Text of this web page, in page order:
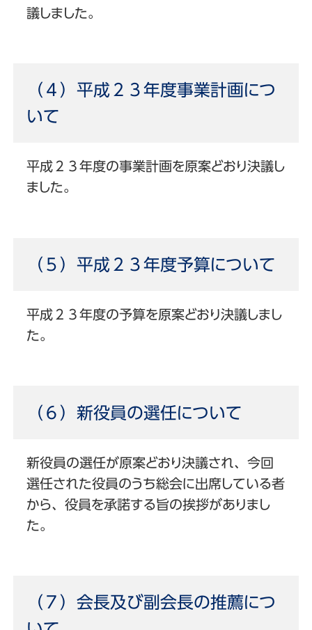
議しました。
（４）平成２３年度事業計画につ
いて
平成２３年度の事業計画を原案どおり決議し
ました。
（５）平成２３年度予算について
平成２３年度の予算を原案どおり決議しまし
た。
（６）新役員の選任について
新役員の選任が原案どおり決議され、今回
選任された役員のうち総会に出席している者
から、役員を承諾する旨の挨拶がありまし
た。
（７）会長及び副会長の推薦につ